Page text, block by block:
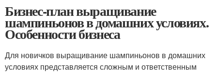
Бизнес-план выращивание
шампиньонов в домашних условиях.
Особенности бизнеса
Для новичков выращивание шампиньонов в домашних
условиях представляется сложным и ответственным